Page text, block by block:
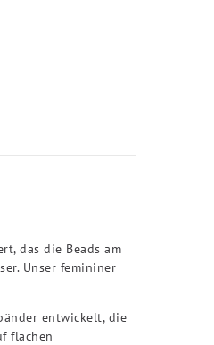
das die Beads am
Unser femininer
entwickelt, die
flachen